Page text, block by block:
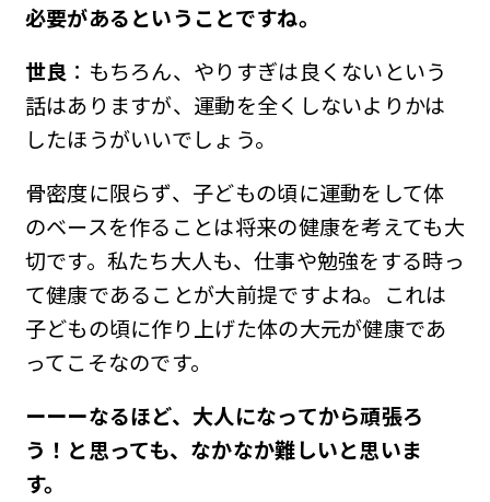
必要があるということですね。
世良 ：もちろん、やりすぎは良くないという
話はありますが、運動を全くしないよりかは
したほうがいいでしょう。
骨密度に限らず、子どもの頃に運動をして体
のベースを作ることは将来の健康を考えても大
切です。私たち大人も、仕事や勉強をする時っ
て健康であることが大前提ですよね。これは
子どもの頃に作り上げた体の大元が健康であ
ってこそなのです。
ーーーなるほど、大人になってから頑張ろ
う！と思っても、なかなか難しいと思いま
す。